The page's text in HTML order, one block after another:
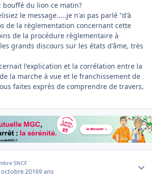
bouffé du lion ce matin?
le message.....je n'ai pas parlé "d'à
de la règlementation concernant cette
de la procédure règlementaire à
grands discours sur les états d'âme, très
l'explication et la corrélation entre la
la marche à vue et le franchissement de
faites exprès de comprendre de travers,
SNCF
octobre 20169 ans